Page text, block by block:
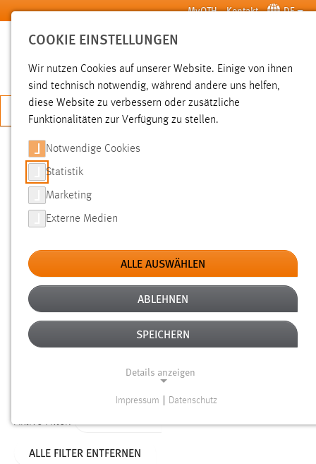
Zum Hauptinhalt springen MyOTH Kontakt DE
SUCHE
JETZT BEWERBEN
SUCHE
FILTER
Typ
Erstellungsdatum
Alter
Aktive Filter:
ALLE FILTER ENTFERNEN
COOKIE EINSTELLUNGEN
Wir nutzen Cookies auf unserer Website. Einige von ihnen
sind technisch notwendig, während andere uns helfen,
diese Website zu verbessern oder zusätzliche
Funktionalitäten zur Verfügung zu stellen.
Notwendige Cookies
Statistik
Marketing
Externe Medien
ALLE AUSWÄHLEN
ABLEHNEN
SPEICHERN
Details anzeigen
Funktionen und sind für die einwandfreie Funktion der
Impressum Datenschutz